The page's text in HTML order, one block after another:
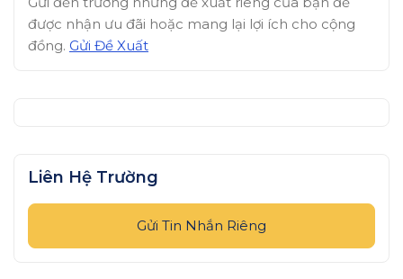
được nhận ưu đãi hoặc mang lại lợi ích cho cộng
đồng. Gửi Đề Xuất
Liên Hệ Trường
Gửi Tin Nhắn Riêng